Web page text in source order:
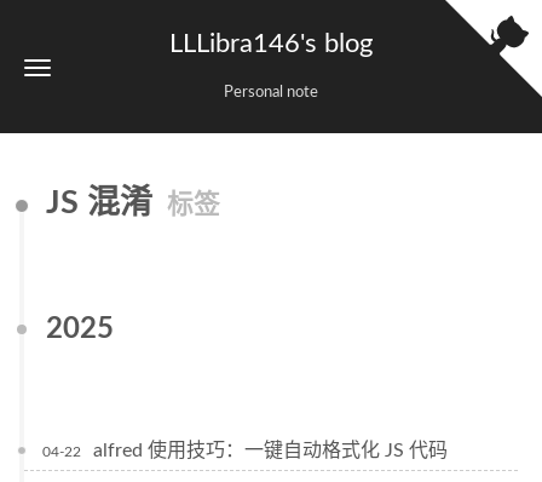
LLLibra146's blog
Personal note
JS 混淆 标签
2025
04-22 alfred 使用技巧：一键自动格式化 JS 代码